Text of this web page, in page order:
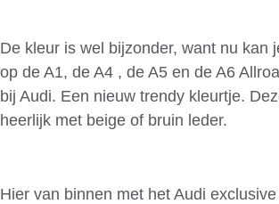
De kleur is wel bijzonder, want nu kan
op de A1, de A4 , de A5 en de A6
bij Audi. Een nieuw trendy kleurtje.
heerlijk met beige of bruin leder.
Hier van binnen met het Audi